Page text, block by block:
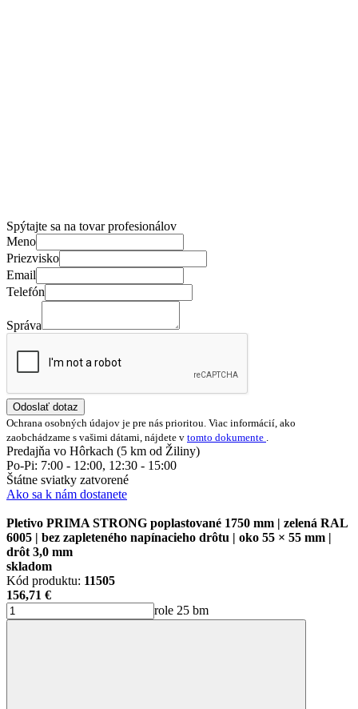
Spýtajte sa na tovar profesionálov
Meno
Priezvisko
Email
Telefón
Správa
Odoslať dotaz
Ochrana osobných údajov je pre nás prioritou. Viac informácií, ako
zaobchádzame s vašimi dátami, nájdete v tomto dokumente .
Predajňa vo Hôrkach (5 km od Žiliny)
Po-Pi: 7:00 - 12:00, 12:30 - 15:00
Štátne sviatky zatvorené
Ako sa k nám dostanete
Pletivo PRIMA STRONG poplastované 1750 mm | zelená RAL
6005 | bez zapleteného napínacieho drôtu | oko 55 × 55 mm |
drôt 3,0 mm
skladom
Kód produktu: 11505
156,71 €
role 25 bm